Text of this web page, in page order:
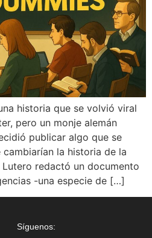
historia que se volvió viral
pero un monje alemán
publicar algo que se
la historia de la
redactó un documento
-una especie de […]
Síguenos: